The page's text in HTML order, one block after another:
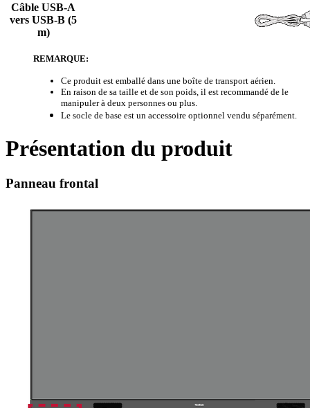
Câble USB-A
vers USB-B (5
m)
REMARQUE:
Ce produit est emballé dans une boîte de transport aérien.
En raison de sa taille et de son poids, il est recommandé de le
manipuler à deux personnes ou plus.
Le socle de base est un accessoire optionnel vendu séparément.
Présentation du produit
Panneau frontal